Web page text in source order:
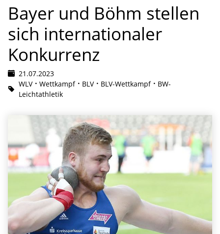
Bayer und Böhm stellen
sich internationaler
Konkurrenz
21.07.2023
WLV
Wettkampf BLV BLV-Wettkampf
BW-
Leichtathletik